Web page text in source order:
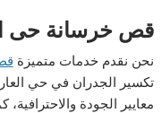
قص خرسانة حى
نحن نقدم خدمات متميزة
تكسير الجدران في حي
معايير الجودة